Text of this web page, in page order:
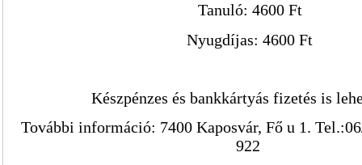
Tanuló: 4600 Ft
Nyugdíjas: 4600 Ft
Készpénzes és bankkártyás fizetés is
További információ: 7400 Kaposvár, Fő u 1.
922